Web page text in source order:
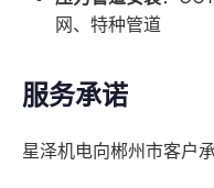
网、特种管道
服务承诺
星泽机电向郴州市客户承